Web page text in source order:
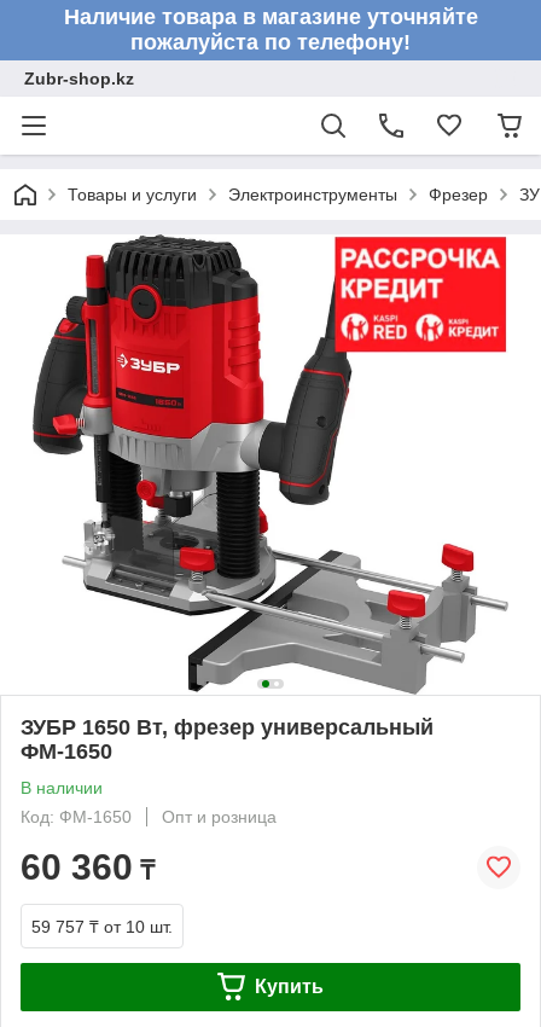
Наличие товара в магазине уточняйте
пожалуйста по телефону!
Zubr-shop.kz
Товары и услуги Электроинструменты Фрезер
ЗУБР 1650 Вт, фрезер универсальный
ФМ-1650
В наличии
Код: ФМ-1650
Опт и розница
60 360 ₸
59 757 ₸ от 10 шт.
Купить